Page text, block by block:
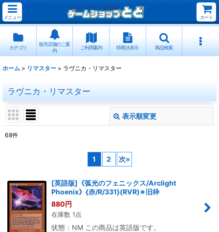
メニュー カート
カテゴリ
販売店舗のご案
内
ご利用案内 特商法表示 商品検索
ホーム > リマスター > ラヴニカ・リマスター
ラヴニカ・リマスター
表示順変更
絞り込む
68件
1 2 次»
[英語版]《弧光のフェニックス/Arclight
Phoenix》{赤/R/331}(RVR)※旧枠
880円
在庫数 1点
状態：NM この商品は英語版です。